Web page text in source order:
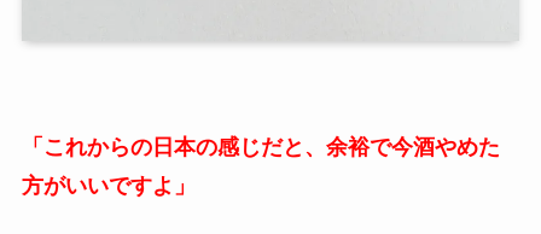
「これからの日本の感じだと、余裕で今酒やめた
方がいいですよ」